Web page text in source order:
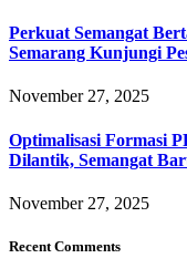
Perkuat Semangat
Semarang Kunjungi
November 27, 2025
Optimalisasi Formasi
Dilantik, Semangat
November 27, 2025
Recent Comments